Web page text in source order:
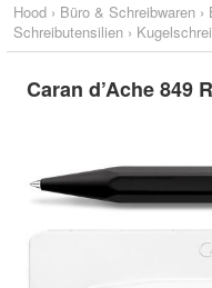
Hood › Büro & Schreibwaren ›
Schreibutensilien ›
Caran d’Ache 849